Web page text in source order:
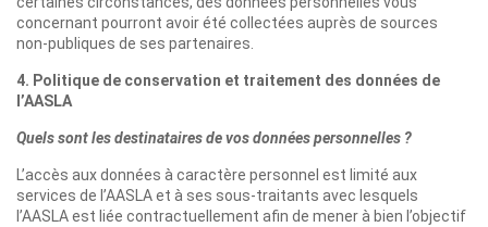
concernant pourront avoir été collectées auprès de sources
non-publiques de ses partenaires.
4. Politique de conservation et traitement des données de
l’AASLA
Quels sont les destinataires de vos données personnelles ?
L’accès aux données à caractère personnel est limité aux
services de l’AASLA et à ses sous-traitants avec lesquels
l’AASLA est liée contractuellement afin de mener à bien l’objectif